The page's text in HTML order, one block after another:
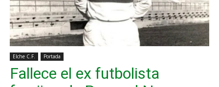
Elche C.F. Portada
Fallece el ex futbolista